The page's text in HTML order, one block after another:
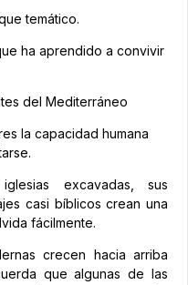
temático.
ha aprendido a convivir
del Mediterráneo
la capacidad humana
excavadas, sus
casi bíblicos crean una
fácilmente.
crecen hacia arriba
que algunas de las